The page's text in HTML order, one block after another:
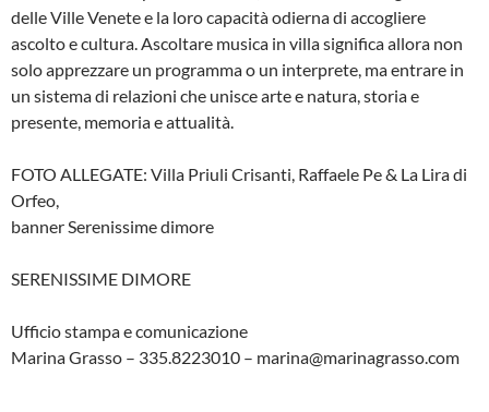
delle Ville Venete e la loro capacità odierna di accogliere
ascolto e cultura. Ascoltare musica in villa significa allora non
solo apprezzare un programma o un interprete, ma entrare in
un sistema di relazioni che unisce arte e natura, storia e
presente, memoria e attualità.
FOTO ALLEGATE: Villa Priuli Crisanti, Raffaele Pe & La Lira di
Orfeo,
banner Serenissime dimore
SERENISSIME DIMORE
Ufficio stampa e comunicazione
Marina Grasso – 335.8223010 – marina@marinagrasso.com